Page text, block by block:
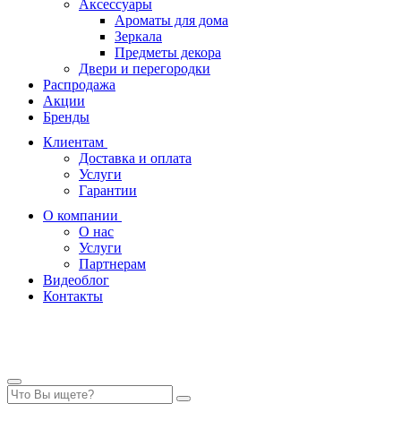
Аксессуары
Ароматы для дома
Зеркала
Предметы декора
Двери и перегородки
Распродажа
Акции
Бренды
Клиентам
Доставка и оплата
Услуги
Гарантии
О компании
О нас
Услуги
Партнерам
Видеоблог
Контакты